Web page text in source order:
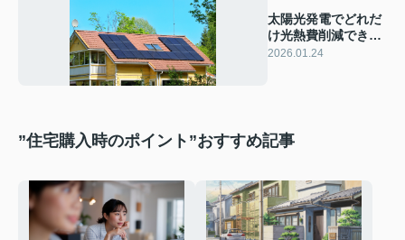
太陽光発電でどれだ
け光熱費削減でき
る？売電収入や導入
2026.01.24
”住宅購入時のポイント”おすすめ記事